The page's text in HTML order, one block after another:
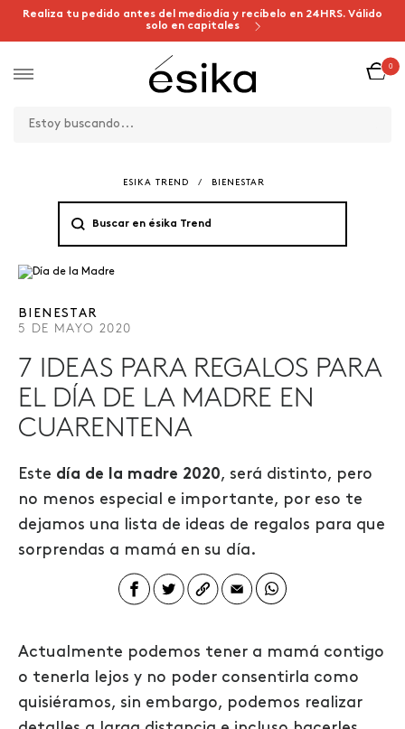
Realiza tu pedido antes del mediodía y recíbelo en 24HRS. Válido
solo en capitales
0
ESIKA TREND / BIENESTAR
BIENESTAR
5 DE MAYO 2020
7 IDEAS PARA REGALOS PARA
EL DÍA DE LA MADRE EN
CUARENTENA
Este día de la madre 2020, será distinto, pero
no menos especial e importante, por eso te
dejamos una lista de ideas de regalos para que
sorprendas a mamá en su día.
Actualmente podemos tener a mamá contigo
o tenerla lejos y no poder consentirla como
quisiéramos, sin embargo, podemos realizar